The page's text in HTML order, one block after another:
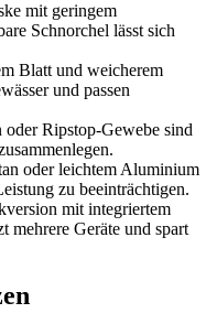
mit geringem
Schnorchel lässt sich
Blatt und weicherem
und passen
Ripstop-Gewebe sind
oder leichtem Aluminium
zu beeinträchtigen.
mit integriertem
mehrere Geräte und spart